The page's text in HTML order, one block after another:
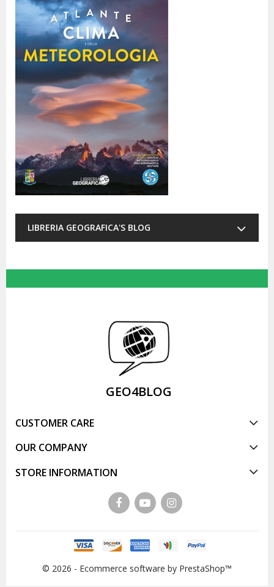
LIBRERIA GEOGRAFICA'S BLOG
GEO4BLOG
CUSTOMER CARE
OUR COMPANY
STORE INFORMATION
© 2026 - Ecommerce software by PrestaShop™